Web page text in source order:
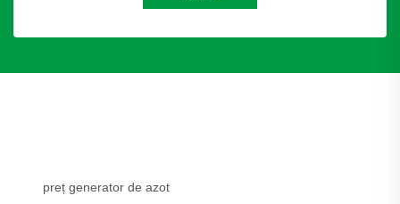
preț generator de azot